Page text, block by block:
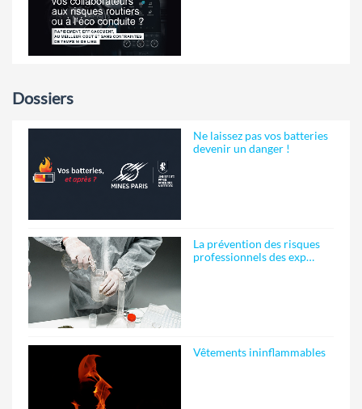
Dossiers
Ne laissez pas vos batteries
devenir un danger !
La prévention des risques
professionnels des exp…
Vêtements ininflammables